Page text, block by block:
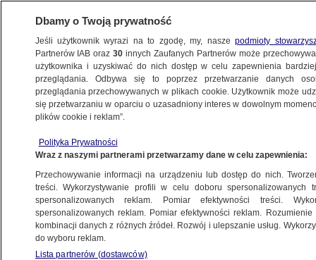
WROCŁAW
cieni"
14.10.2025, 09:03
Posłuchaj artykułu
Czyta lektor AI
Dbamy o Twoją prywatność
Jeśli użytkownik wyrazi na to zgodę, my, naszepodmioty
Partnerów IAB oraz30 innych Zaufanych Partnerów może
użytkownika i uzyskiwać do nich dostęp w celu zapewnienia
przeglądania. Odbywa się to poprzez przetwarzanie danych
przeglądania przechowywanych w plikach cookie. Użytkownik może
się przetwarzaniu w oparciu o uzasadniony interes w dowolnym
plików cookie i reklam”.
Polityka Prywatności
Wraz z naszymi partnerami przetwarzamy dane w celu zapewnienia:
Przechowywanie informacji na urządzeniu lub dostęp do nich.
treści. Wykorzystywanie profili w celu doboru spersonalizowanych
spersonalizowanych reklam. Pomiar efektywności treści.
spersonalizowanych reklam. Pomiar efektywności reklam.
kombinacji danych z różnych źródeł. Rozwój i ulepszanie usług.
do wyboru reklam.
Lista partnerów (dostawców)